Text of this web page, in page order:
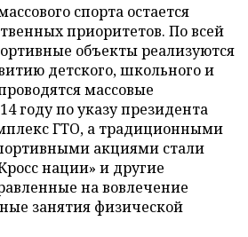
спорта остается
приоритетов. По всей
объекты реализуются
детского, школьного и
массовые
году по указу президента
ГТО, а традиционными
акциями стали
нации» и другие
на вовлечение
занятия физической